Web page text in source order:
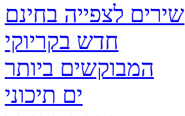
שירים לצפייה בחינם
חדש בקריוקי
המבוקשים ביותר
ים תיכוני